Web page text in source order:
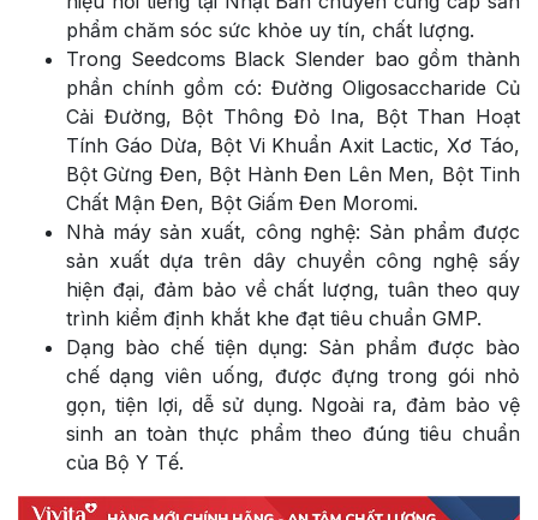
phẩm chăm sóc sức khỏe uy tín, chất lượng.
Trong Seedcoms Black Slender bao gồm thành
phần chính gồm có: Đường Oligosaccharide Củ
Cải Đường, Bột Thông Đỏ Ina, Bột Than Hoạt
Tính Gáo Dừa, Bột Vi Khuẩn Axit Lactic, Xơ Táo,
Bột Gừng Đen, Bột Hành Đen Lên Men, Bột Tinh
Chất Mận Đen, Bột Giấm Đen Moromi.
Nhà máy sản xuất, công nghệ: Sản phẩm được
sản xuất dựa trên dây chuyền công nghệ sấy
hiện đại, đảm bảo về chất lượng, tuân theo quy
trình kiểm định khắt khe đạt tiêu chuẩn GMP.
Dạng bào chế tiện dụng: Sản phẩm được bào
chế dạng viên uống, được đựng trong gói nhỏ
gọn, tiện lợi, dễ sử dụng. Ngoài ra, đảm bảo vệ
sinh an toàn thực phẩm theo đúng tiêu chuẩn
của Bộ Y Tế.